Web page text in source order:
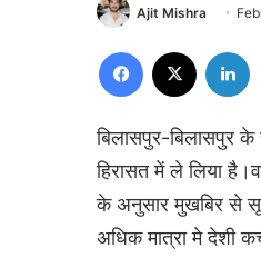
Ajit Mishra
Facebook
बिलासपुर-बिलासपुर
हिरासत में ले लिया
के अनुसार मुखबिर से
अधिक मात्रा मे देशी